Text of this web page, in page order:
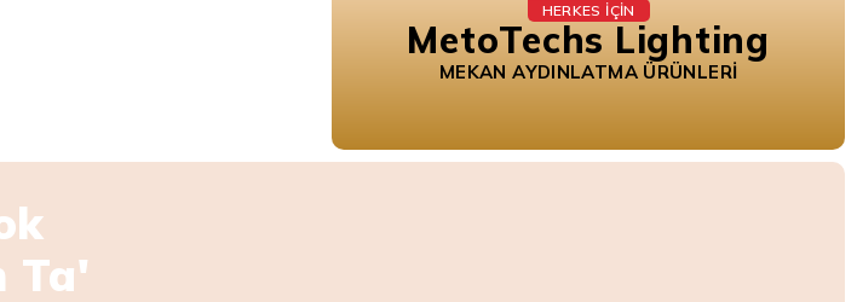
HERKES İÇİN
MetoTechs Lighting
MEKAN AYDINLATMA ÜRÜNLERI
Ta'